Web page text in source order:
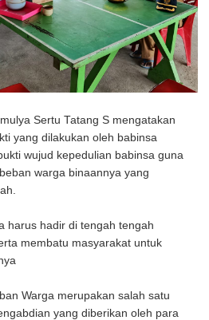
Sertu Tatang S mengatakan
yang dilakukan oleh babinsa
wujud kepedulian babinsa guna
warga binaannya yang
harus hadir di tengah tengah
membatu masyarakat untuk
Warga merupakan salah satu
yang diberikan oleh para